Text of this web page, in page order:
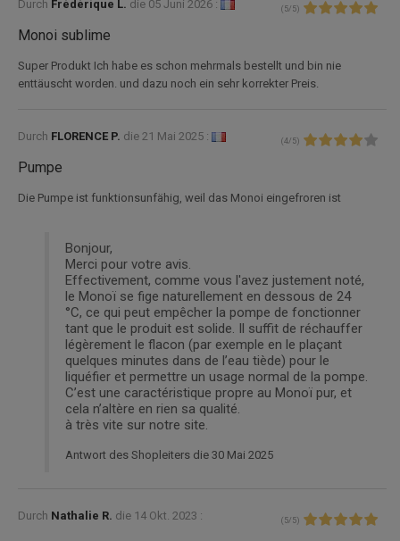
Durch Frédérique L. die 05 Juni 2026 : ( 5/ 5)
Monoi sublime
Super Produkt Ich habe es schon mehrmals bestellt und bin nie
enttäuscht worden. und dazu noch ein sehr korrekter Preis.
Durch FLORENCE P. die 21 Mai 2025 : (4/ 5)
Pumpe
Die Pumpe ist funktionsunfähig, weil das Monoi eingefroren ist
Bonjour,
Merci pour votre avis.
Effectivement, comme vous l'avez justement noté,
le Monoï se fige naturellement en dessous de 24
°C, ce qui peut empêcher la pompe de fonctionner
tant que le produit est solide. Il suffit de réchauffer
légèrement le flacon (par exemple en le plaçant
quelques minutes dans de l’eau tiède) pour le
liquéfier et permettre un usage normal de la pompe.
C’est une caractéristique propre au Monoï pur, et
cela n’altère en rien sa qualité.
à très vite sur notre site.
Antwort des Shopleiters die 30 Mai 2025
Durch Nathalie R. die 14 Okt. 2023 : ( 5/ 5)